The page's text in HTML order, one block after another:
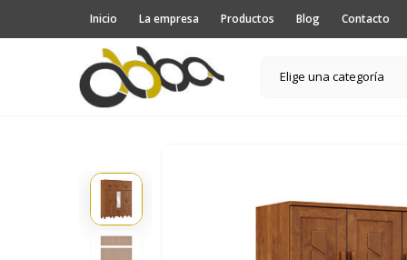
Inicio La empresa Productos Blog Contacto
Elige una categoría